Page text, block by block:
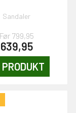
Sandaler
Før 799,95
639,95
PRODUKT